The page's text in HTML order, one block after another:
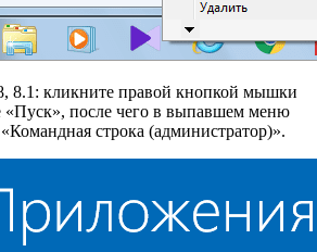
8.1: кликните правой кнопкой мышки
«Пуск», после чего в выпавшем меню
строка (администратор)».